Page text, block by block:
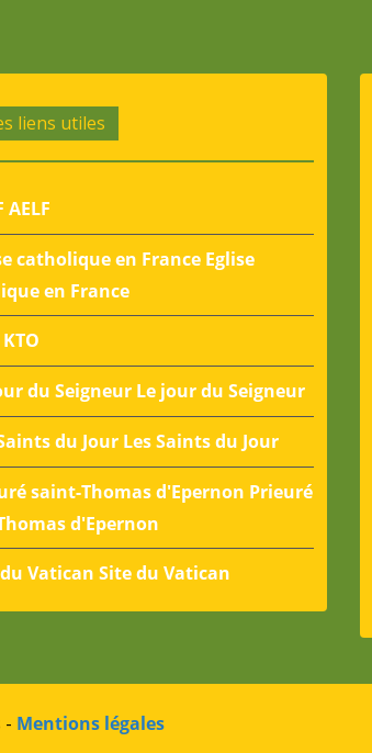
liens utiles
AELF
Eglise
en France
KTO
Le jour du Seigneur
Les Saints du Jour
Prieuré
d'Epernon
Site du Vatican
- Mentions légales